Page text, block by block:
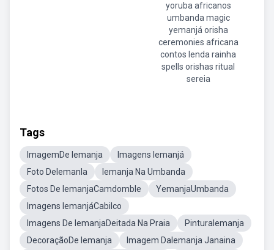
yoruba africanos
umbanda magic
yemanjá orisha
ceremonies africana
contos lenda rainha
spells orishas ritual
sereia
Tags
ImagemDe Iemanja
Imagens Iemanjá
Foto DeIemanla
Iemanja Na Umbanda
Fotos De IemanjaCamdomble
YemanjaUmbanda
Imagens IemanjáCabilco
Imagens De IemanjaDeitada Na Praia
PinturaIemanja
DecoraçãoDe Iemanja
Imagem DaIemanja Janaina